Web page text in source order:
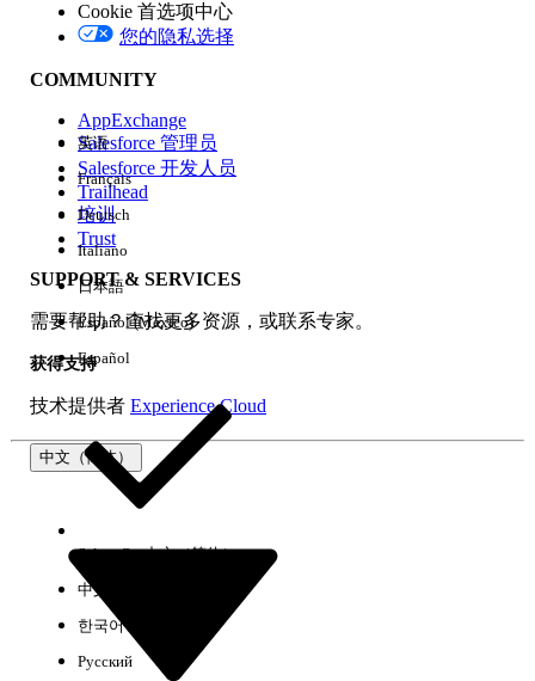
版本
体验
Cookie 首选项中心
您的隐私选择
COMMUNITY
AppExchange
Salesforce 管理员
Salesforce 开发人员
Trailhead
培训
Trust
SUPPORT & SERVICES
需要帮助？查找更多资源，或联系专家。
获得支持
技术提供者 Experience Cloud
中文（简体）
英语
Français
Deutsch
Italiano
日本語
Español (México)
Español
Select Org中文（简体）
中文（繁体）
한국어
Русский